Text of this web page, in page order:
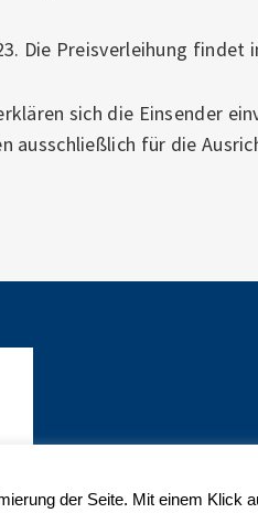
Die Preisverleihung
sich die Einsender
für die
der Seite. Mit einem Klick